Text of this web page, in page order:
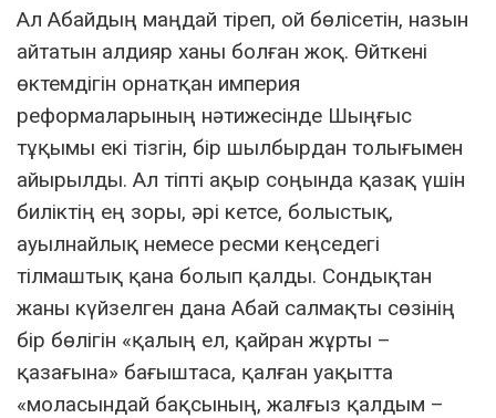
Ал Абайдың маңдай тіреп, ой бөлісетін, назын
айтатын алдияр ханы болған жоқ. Өйткені
өктемдігін орнатқан империя
реформаларының нәтижесінде Шыңғыс
тұқымы екі тізгін, бір шылбырдан толығымен
айырылды. Ал тіпті ақыр соңында қазақ үшін
биліктің ең зоры, әрі кетсе, болыстық,
ауылнайлық немесе ресми кеңседегі
тілмаштық қана болып қалды. Cондықтан
жаны күйзелген дана Абай салмақты сөзінің
бір бөлігін «қалың ел, қайран жұрты –
қазағына» бағыштаса, қалған уақытта
«моласындай бақсының, жалғыз қалдым –